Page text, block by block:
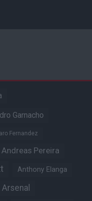
Garnacho
Fernandez
Andreas Pereira
Anthony Elanga
Arsenal